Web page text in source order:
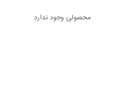
محصولی وجود ندارد